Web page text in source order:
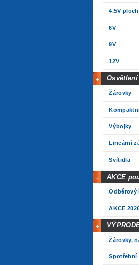
4,5V
6V
9V
12V
Osvětlení
Žárovky
Výbojky
Lineární
Svítidla
AKCE
Odběrový
AKCE
Žárovky,
Spotřební